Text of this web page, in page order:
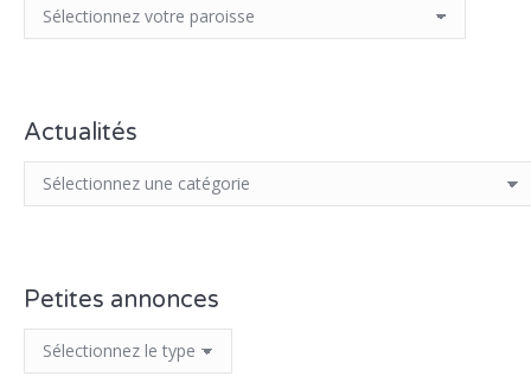
Actualités
Petites annonces